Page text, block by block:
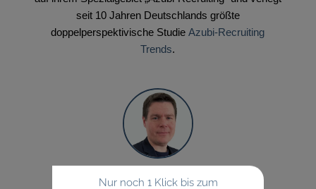
seit 10 Jahren Deutschlands größte
doppelperspektivische StudieAzubi-Recruiting
Trends.
Johannes Imhof
Nur noch 1 Klick bis zum